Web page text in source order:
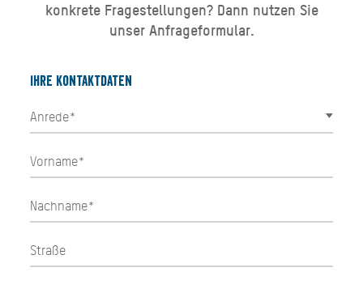
konkrete Fragestellungen? Dann nutzen Sie
unser Anfrageformular.
Ihre Kontaktdaten